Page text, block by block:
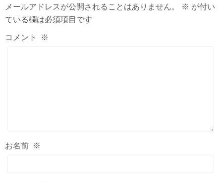
メールアドレスが公開されることはありません。 ※ が付い
ている欄は必須項目です
コメント ※
お名前 ※